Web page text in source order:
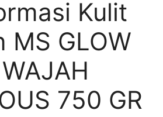
Kulit
MS GLOW
750 GR